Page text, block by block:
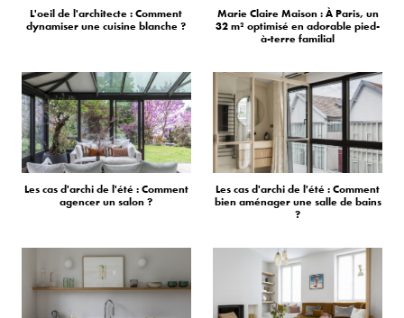
L'oeil de l'architecte : Comment
dynamiser une cuisine blanche ?
Marie Claire Maison : À Paris, un
32 m² optimisé en adorable pied-
à-terre familial
Les cas d'archi de l'été : Comment
agencer un salon ?
Les cas d'archi de l'été : Comment
bien aménager une salle de bains
?